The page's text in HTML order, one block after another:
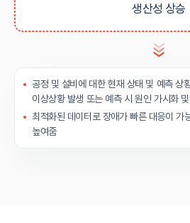
생산성 상승
공정 및 설비에 대한 현재 상태 및 예측 상
이상상황 발생 또는 예측 시 원인 가시화
최적화된 데이터로 장애가 빠른 대응이 가
높여줌